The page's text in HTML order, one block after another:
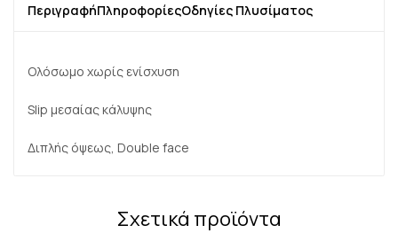
ΠεριγραφήΠληροφορίεςΟδηγίες Πλυσίματος
Ολόσωμο χωρίς ενίσχυση
Slip μεσαίας κάλυψης
Διπλής όψεως, Double face
Σχετικά προϊόντα